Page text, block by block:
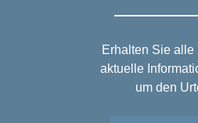
Erhalten Sie alle
aktuelle
um den